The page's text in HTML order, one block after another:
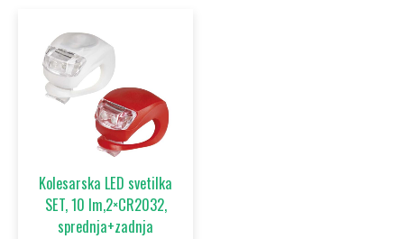
Kolesarska LED svetilka
SET, 10 lm,2×CR2032,
sprednja+zadnja